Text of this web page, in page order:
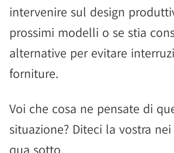
intervenire sul design
prossimi modelli o se stia
alternative per evitare
forniture.
Voi che cosa ne pensate di
situazione? Diteci la vostra
qua sotto.